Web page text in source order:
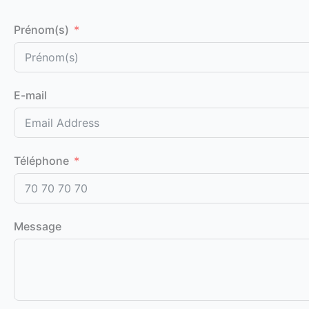
Prénom(s)
E-mail
Téléphone
Message